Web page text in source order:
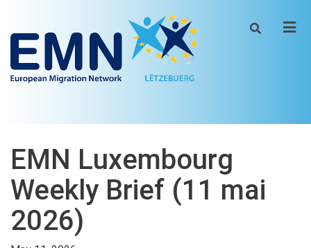
EMN Luxembourg
Weekly Brief (11 mai
2026)